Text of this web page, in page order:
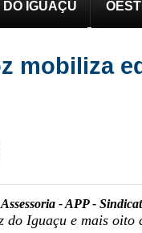
IGUAÇU
mobiliza
- APP -
do Iguaçu e mais